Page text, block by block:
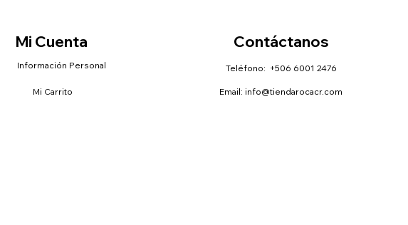
Mi Cuenta
Información Personal
Mi Carrito
Contáctanos
Teléfono: +506 6001 2476
Email: info@tiendarocacr.com